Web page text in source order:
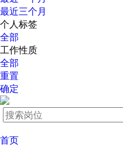
最近三个月
个人标签
全部
工作性质
全部
重置
确定
首页